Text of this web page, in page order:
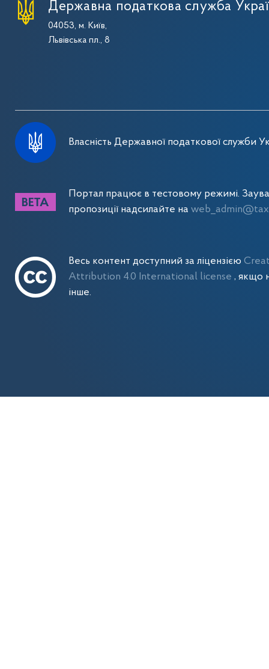
Державна податкова служба
04053, м. Київ,
Львівська пл., 8
Власність Державної податкової служби
Портал працює в тестовому режимі.
пропозиції надсилайте на
Весь контент доступний за ліцензією
Attribution 4.0 International license, якщо
інше.